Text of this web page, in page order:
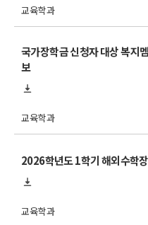
교육학과
국가장학금 신청자 대상 복지
보
교육학과
2026학년도 1학기 해외수학
교육학과